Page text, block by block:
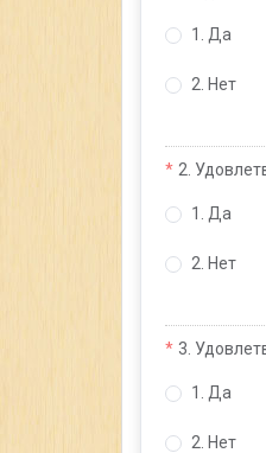
1. Да
2. Нет
2.
1. Да
2. Нет
3.
1. Да
2. Нет